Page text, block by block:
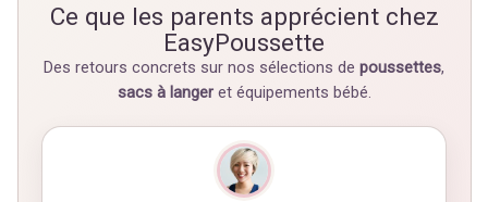
Ce que les parents apprécient chez
EasyPoussette
Des retours concrets sur nos sélections de poussettes,
sacs à langeret équipements bébé.